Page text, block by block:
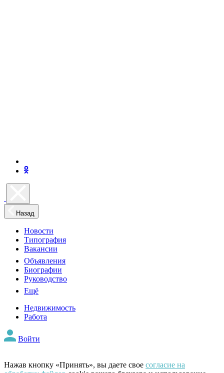
Назад
Новости
Типография
Вакансии
Объявления
Биографии
Руководство
Ещё
Недвижимость
Работа
Войти
Нажав кнопку «Принять», вы даете свое согласие на